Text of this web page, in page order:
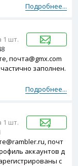
Подробнее...
почта@gmx.com
заполнен.
Подробнее...
1 шт.
почт
аккаунтов д
с
1 шт.